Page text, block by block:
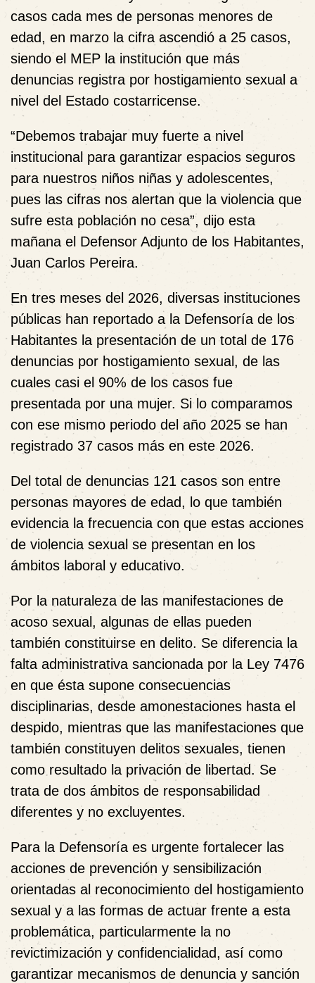
casos cada mes de personas menores de
edad, en marzo la cifra ascendió a 25 casos,
siendo el MEP la institución que más
denuncias registra por hostigamiento sexual a
nivel del Estado costarricense.
“Debemos trabajar muy fuerte a nivel
institucional para garantizar espacios seguros
para nuestros niños niñas y adolescentes,
pues las cifras nos alertan que la violencia que
sufre esta población no cesa”, dijo esta
mañana el Defensor Adjunto de los Habitantes,
Juan Carlos Pereira.
En tres meses del 2026, diversas instituciones
públicas han reportado a la Defensoría de los
Habitantes la presentación de un total de 176
denuncias por hostigamiento sexual, de las
cuales casi el 90% de los casos fue
presentada por una mujer. Si lo comparamos
con ese mismo periodo del año 2025 se han
registrado 37 casos más en este 2026.
Del total de denuncias 121 casos son entre
personas mayores de edad, lo que también
evidencia la frecuencia con que estas acciones
de violencia sexual se presentan en los
ámbitos laboral y educativo.
Por la naturaleza de las manifestaciones de
acoso sexual, algunas de ellas pueden
también constituirse en delito. Se diferencia la
falta administrativa sancionada por la Ley 7476
en que ésta supone consecuencias
disciplinarias, desde amonestaciones hasta el
despido, mientras que las manifestaciones que
también constituyen delitos sexuales, tienen
como resultado la privación de libertad. Se
trata de dos ámbitos de responsabilidad
diferentes y no excluyentes.
Para la Defensoría es urgente fortalecer las
acciones de prevención y sensibilización
orientadas al reconocimiento del hostigamiento
sexual y a las formas de actuar frente a esta
problemática, particularmente la no
revictimización y confidencialidad, así como
garantizar mecanismos de denuncia y sanción